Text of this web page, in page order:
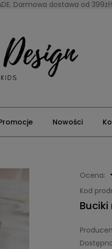
Darmowa dostawa od 399zł!
Nowości
Ocena:
Kod